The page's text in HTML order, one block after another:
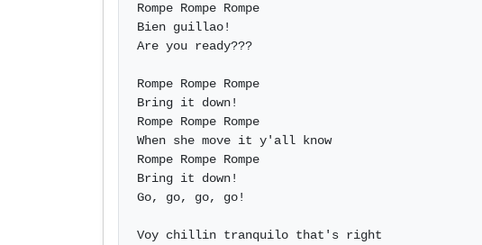
Rompe Rompe Rompe
Bien guillao!
Are you ready???
Rompe Rompe Rompe
Bring it down!
Rompe Rompe Rompe
When she move it y'all know
Rompe Rompe Rompe
Bring it down!
Go, go, go, go!
Voy chillin tranquilo that's right